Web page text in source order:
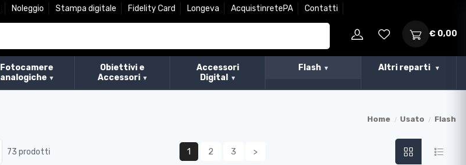
Noleggio Stampa digitale Fidelity Card Longeva AcquistinretePA Contatti
€ 0,00
Fotocamere
analogiche
Obiettivi e
Accessori
Accessori
Digital
Flash Altri reparti
Home Usato Flash
73 prodotti 1 2 3 >